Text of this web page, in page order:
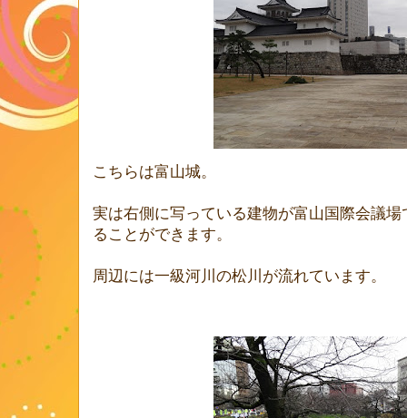
こちらは富山城。
実は右側に写っている建物が富山国際会議場
ることができます。
周辺には一級河川の松川が流れています。